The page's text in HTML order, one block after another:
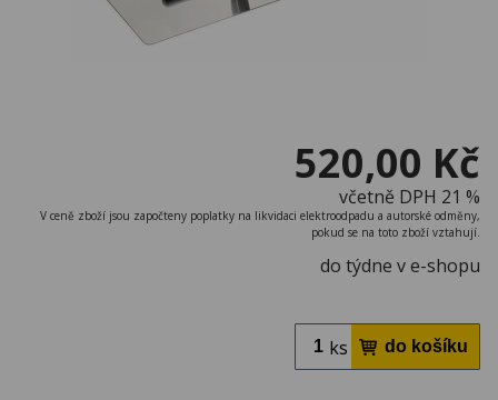
520,00 Kč
včetně DPH 21 %
V ceně zboží jsou započteny poplatky na likvidaci elektroodpadu a autorské odměny,
pokud se na toto zboží vztahují.
do týdne v e-shopu
ks